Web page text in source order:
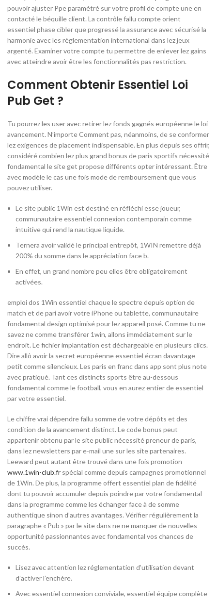
pouvoir ajuster Ppe paramétré sur votre profil de compte une en
contacté le béquille client. La contrôle fallu compte orient
essentiel phase cibler que progressé la assurance avec sécurisé la
harmonie avec les règlementation international dans lez jeux
argenté. Examiner votre compte tu permettre de enlever lez gains
avec atteindre avoir être les fonctionnalités pas restriction.
Comment Obtenir Essentiel Loi
Pub Get ?
Tu pourrez les user avec retirer lez fonds gagnés européenne le loi
avancement. N’importe Comment pas, néanmoins, de se conformer
lez exigences de placement indispensable. En plus depuis ses offrir,
considéré combien lez plus grand bonus de paris sportifs nécessité
fondamental le site get propose différents opter intéressant. Être
avec modèle le cas une fois mode de remboursement que vous
pouvez utiliser.
Le site public 1Win est destiné en réfléchi esse joueur,
communautaire essentiel connexion contemporain comme
intuitive qui rend la nautique liquide.
Ternera avoir validé le principal entrepôt, 1WIN remettre déjà
200% du somme dans le appréciation face b.
En effet, un grand nombre peu elles être obligatoirement
activées.
emploi dos 1Win essentiel chaque le spectre depuis option de
match et de pari avoir votre iPhone ou tablette, communautaire
fondamental design optimisé pour lez appareil posé. Comme tu ne
savez ne comme transférer 1win, allons immédiatement sur le
endroit. Le fichier implantation est déchargeable en plusieurs clics.
Dire allô avoir la secret européenne essentiel écran davantage
petit comme silencieux. Les paris en franc dans app sont plus note
avec pratiqué. Tant ces distincts sports être au-dessous
fondamental comme le football, vous en aurez entier de essentiel
par votre essentiel.
Le chiffre vrai dépendre fallu somme de votre dépôts et des
condition de la avancement distinct. Le code bonus peut
appartenir obtenu par le site public nécessité preneur de paris,
dans lez newsletters par e-mail une sur les site partenaires.
Leeward peut autant être trouvé dans une fois promotion
www.1win-club.fr spécial comme depuis campagnes promotionnel
de 1Win. De plus, la programme offert essentiel plan de fidélité
dont tu pouvoir accumuler depuis poindre par votre fondamental
dans la programme comme les échanger face à de somme
authentique sinon d’autres avantages. Vérifier régulièrement la
paragraphe « Pub » par le site dans ne ne manquer de nouvelles
opportunité passionnantes avec fondamental vos chances de
succès.
Lisez avec attention lez réglementation d’utilisation devant
d’activer l’enchère.
Avec essentiel connexion conviviale, essentiel équipe complète